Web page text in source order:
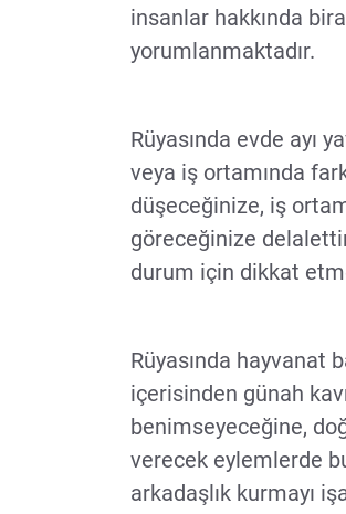
insanlar hakkında
yorumlanmaktadır.
Rüyasında evde ayı
veya iş ortamında
düşeceğinize, iş
göreceğinize
durum için dikkat
Rüyasında hayvanat
içerisinden günah
benimseyeceğine,
verecek eylemlerde
arkadaşlık kurmayı